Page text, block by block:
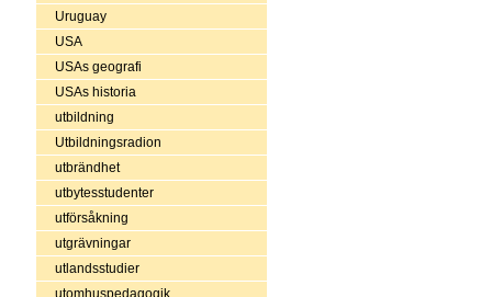
Uruguay
USA
USAs geografi
USAs historia
utbildning
Utbildningsradion
utbrändhet
utbytesstudenter
utförsåkning
utgrävningar
utlandsstudier
utomhuspedagogik